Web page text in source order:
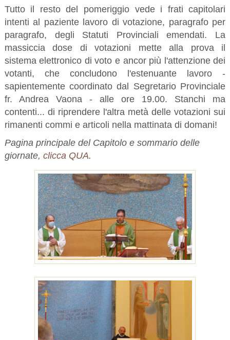
Tutto il resto del pomeriggio vede i frati capitolari
intenti al paziente lavoro di votazione, paragrafo per
paragrafo, degli Statuti Provinciali emendati. La
massiccia dose di votazioni mette alla prova il
sistema elettronico di voto e ancor più l'attenzione dei
votanti, che concludono l'estenuante lavoro -
sapientemente coordinato dal Segretario Provinciale
fr. Andrea Vaona - alle ore 19.00. Stanchi ma
contenti... di riprendere l'altra metà delle votazioni sui
rimanenti commi e articoli nella mattinata di domani!
Pagina principale del Capitolo e sommario delle
giornate, clicca QUA.